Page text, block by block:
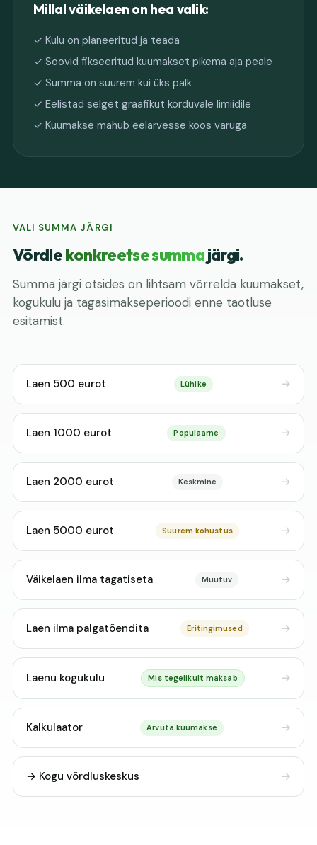
Millal väikelaen on hea valik:
✓ Kulu on planeeritud ja teada
✓ Soovid fikseeritud kuumakset pikema aja peale
✓ Summa on suurem kui üks palk
✓ Eelistad selget graafikut korduvale limiidile
✓ Kuumakse mahub eelarvesse koos varuga
VALI SUMMA JÄRGI
Võrdlekonkreetse summajärgi.
Summa järgi otsides on lihtsam võrrelda kuumakset,
kogukulu ja tagasimakseperioodi enne taotluse
esitamist.
Laen 500 eurot Lühike
Laen 1000 eurot Populaarne
Laen 2000 eurot Keskmine
Laen 5000 eurot Suurem kohustus
Väikelaen ilma tagatiseta Muutuv
Laen ilma palgatõendita Eritingimused
Laenu kogukulu Mis tegelikult maksab
Kalkulaator Arvuta kuumakse
→ Kogu võrdluskeskus